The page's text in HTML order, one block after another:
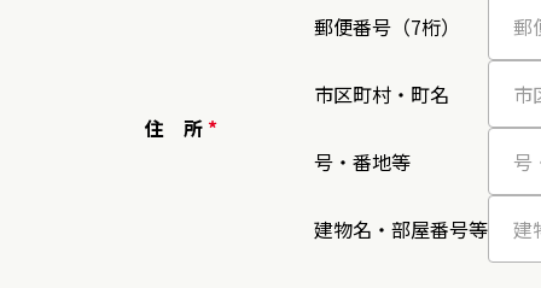
住 所 *
郵便番号（7桁）
市区町村・町名
号・番地等
建物名・部屋番号等